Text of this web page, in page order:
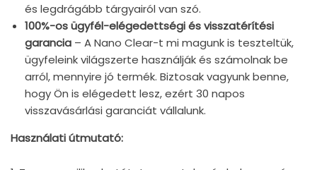
és legdrágább tárgyairól van szó.
100%-os ügyfél-elégedettségi és visszatérítési
garancia – A Nano Clear-t mi magunk is teszteltük,
ügyfeleink világszerte használják és számolnak be
arról, mennyire jó termék. Biztosak vagyunk benne,
hogy Ön is elégedett lesz, ezért 30 napos
visszavásárlási garanciát vállalunk.
Használati útmutató: